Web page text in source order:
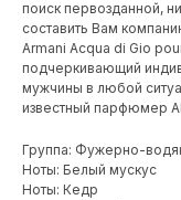
поиск первозданной,
составить Вам
Armani Acqua di Gio
подчеркивающий
мужчины в любой
известный парфюмер
Группа: Фужерно-
Ноты: Белый мускус
Ноты: Кедр